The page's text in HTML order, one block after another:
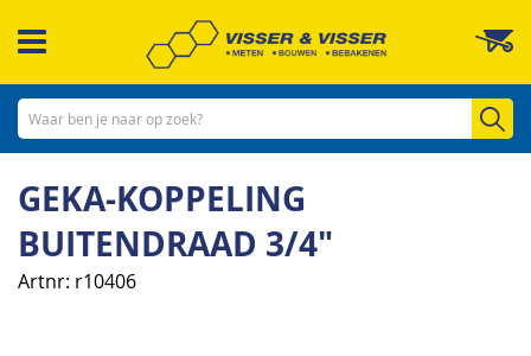
naar
inhoud
GEKA-KOPPELING
BUITENDRAAD 3/4"
Artnr r10406